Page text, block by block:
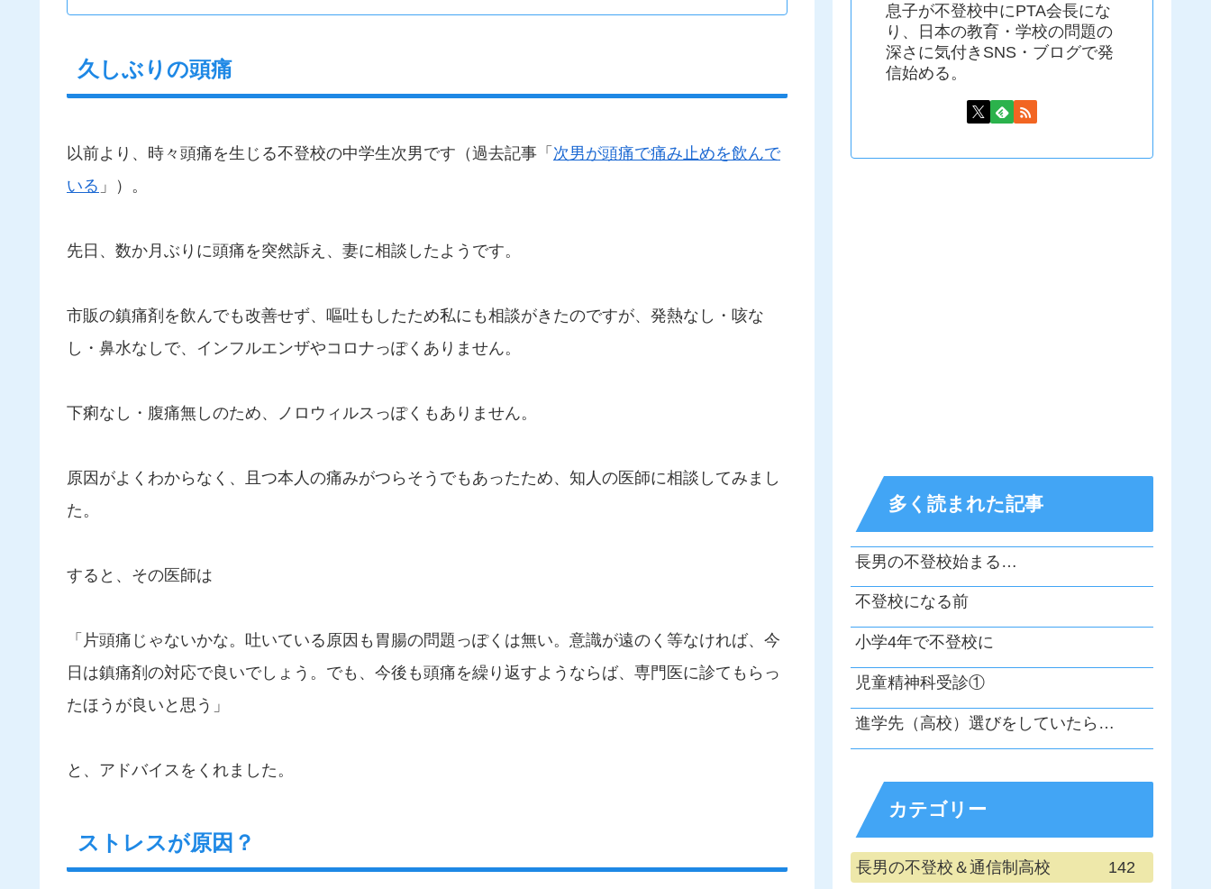
久しぶりの頭痛
以前より、時々頭痛を生じる不登校の中学生次男です（過去記事「 次男が頭痛で痛み止めを飲んで
いる 」）。
先日、数か月ぶりに頭痛を突然訴え、妻に相談したようです。
市販の鎮痛剤を飲んでも改善せず、嘔吐もしたため私にも相談がきたのですが、発熱なし・咳な
し・鼻水なしで、インフルエンザやコロナっぽくありません。
下痢なし・腹痛無しのため、ノロウィルスっぽくもありません。
原因がよくわからなく、且つ本人の痛みがつらそうでもあったため、知人の医師に相談してみまし
た。
すると、その医師は
「片頭痛じゃないかな。吐いている原因も胃腸の問題っぽくは無い。意識が遠のく等なければ、今
日は鎮痛剤の対応で良いでしょう。でも、今後も頭痛を繰り返すようならば、専門医に診てもらっ
たほうが良いと思う」
と、アドバイスをくれました。
ストレスが原因？
息子が不登校中にPTA会長にな
り、日本の教育・学校の問題の
深さに気付きSNS・ブログで発
信始める。
多く読まれた記事
長男の不登校始まる…
不登校になる前
小学4年で不登校に
児童精神科受診①
進学先（高校）選びをしていたら…
カテゴリー
長男の不登校＆通信制高校 142